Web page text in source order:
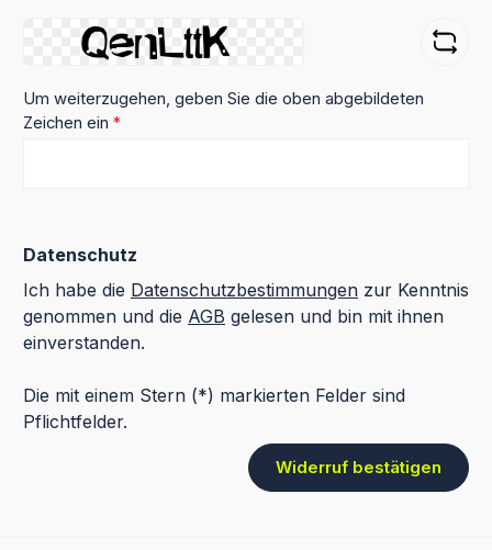
Um weiterzugehen, geben Sie die oben abgebildeten
Zeichen ein *
Datenschutz
Ich habe die Datenschutzbestimmungen zur Kenntnis
genommen und die AGB gelesen und bin mit ihnen
einverstanden.
Die mit einem Stern (*) markierten Felder sind
Pflichtfelder.
Widerruf bestätigen